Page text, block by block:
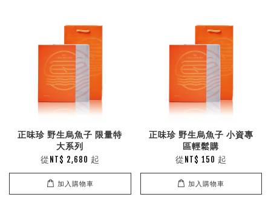
正味珍 野生烏魚子 限量特
大系列
從 NT$ 2,680 起
加入購物車
正味珍 野生烏魚子 小資專
區輕鬆購
從 NT$ 150 起
加入購物車